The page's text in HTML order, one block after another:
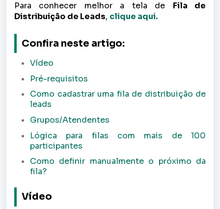
Para conhecer melhor a tela de Fila de
Distribuição de Leads, clique aqui.
Confira neste artigo:
Vídeo
Pré-requisitos
Como cadastrar uma fila de distribuição de
leads
Grupos/Atendentes
Lógica para filas com mais de 100
participantes
Como definir manualmente o próximo da
fila?
Vídeo